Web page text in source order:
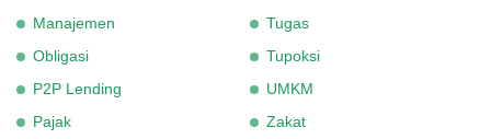
Manajemen
Obligasi
P2P Lending
Pajak
Tugas
Tupoksi
UMKM
Zakat